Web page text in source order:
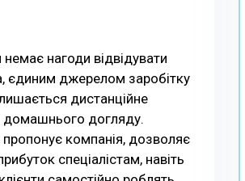
немає нагоди відвідувати
єдиним джерелом заробітку
лишається дистанційне
домашнього догляду.
компанія, дозволяє
спеціалістам, навіть